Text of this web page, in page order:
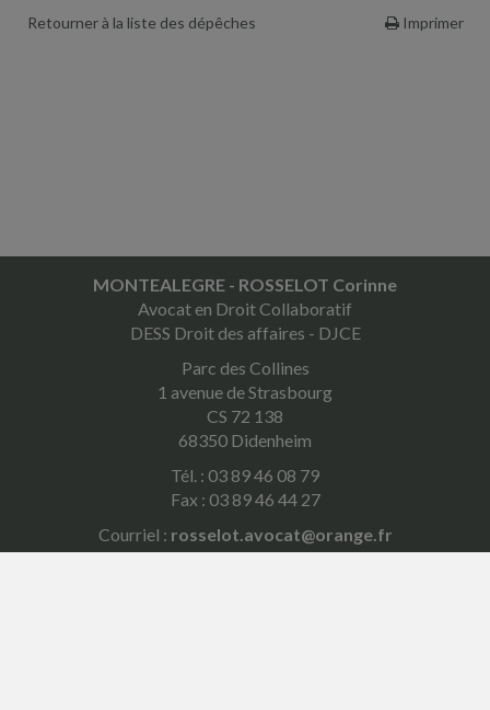
Retourner à la liste des dépêches Imprimer
MONTEALEGRE - ROSSELOT Corinne
Avocat en Droit Collaboratif
DESS Droit des affaires - DJCE
Parc des Collines
1 avenue de Strasbourg
CS 72 138
68350 Didenheim
Tél. : 03 89 46 08 79
Fax : 03 89 46 44 27
Courriel : rosselot.avocat@orange.fr